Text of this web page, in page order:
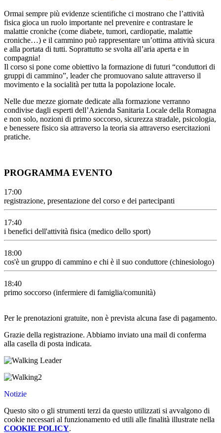
Ormai sempre più evidenze scientifiche ci mostrano che l’attività
fisica gioca un ruolo importante nel prevenire e contrastare le
malattie croniche (come diabete, tumori, cardiopatie, malattie
croniche…) e il cammino può rappresentare un’ottima attività sicura
e alla portata di tutti. Soprattutto se svolta all’aria aperta e in
compagnia!
Il corso si pone come obiettivo la formazione di futuri “conduttori di
gruppi di cammino”, leader che promuovano salute attraverso il
movimento e la socialità per tutta la popolazione locale.
Nelle due mezze giornate dedicate alla formazione verranno
condivise dagli esperti dell’Azienda Sanitaria Locale della Romagna
e non solo, nozioni di primo soccorso, sicurezza stradale, psicologia,
e benessere fisico sia attraverso la teoria sia attraverso esercitazioni
pratiche.
PROGRAMMA EVENTO
17:00
registrazione, presentazione del corso e dei partecipanti
17:40
i benefici dell'attività fisica (medico dello sport)
18:00
cos'è un gruppo di cammino e chi è il suo conduttore (chinesiologo)
18:40
primo soccorso (infermiere di famiglia/comunità)
Per le prenotazioni gratuite, non è prevista alcuna fase di pagamento.
Grazie della registrazione. Abbiamo inviato una mail di conferma
alla casella di posta indicata.
Notizie
Questo sito o gli strumenti terzi da questo utilizzati si avvalgono di
cookie necessari al funzionamento ed utili alle finalità illustrate nella
COOKIE POLICY.